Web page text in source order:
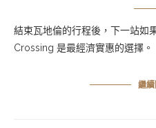
結束瓦地倫的行程後，下一站如
Crossing 是最經濟實惠的選擇。
繼